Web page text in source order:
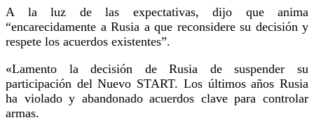
A la luz de las expectativas, dijo que anima
“encarecidamente a Rusia a que reconsidere su decisión y
respete los acuerdos existentes”.
«Lamento la decisión de Rusia de suspender su
participación del Nuevo START. Los últimos años Rusia
ha violado y abandonado acuerdos clave para controlar
armas.